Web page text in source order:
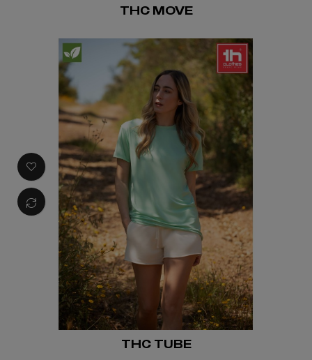
THC MOVE
THC TUBE